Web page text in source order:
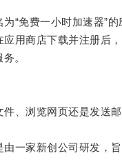
免费一小时加速器”的
商店下载并注册后，
。
、浏览网页还是发送邮
家新创公司研发，旨